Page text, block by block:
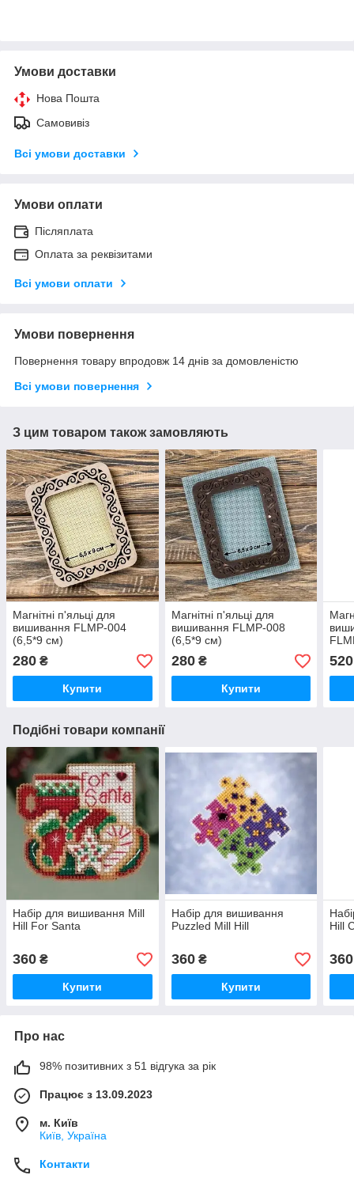
Умови доставки
Нова Пошта
Самовивіз
Всі умови доставки
Умови оплати
Післяплата
Оплата за реквізитами
Всі умови оплати
Умови повернення
Повернення товару впродовж 14 днів за домовленістю
Всі умови повернення
З цим товаром також замовляють
Магнітні п'яльці для
вишивання FLMP-004
(6,5*9 см)
280 ₴
Купити
Магнітні п'яльці для
вишивання FLMP-008
(6,5*9 см)
280₴
Купити
520
Подібні товари компанії
Набір для вишивання Mill
Hill For Santa
360 ₴
Купити
Набір для вишивання
Puzzled Mill Hill
360₴
Купити
Hill
360
Про нас
98% позитивних з 51 відгука за рік
Працює з 13.09.2023
м. Київ
Київ, Україна
Контакти